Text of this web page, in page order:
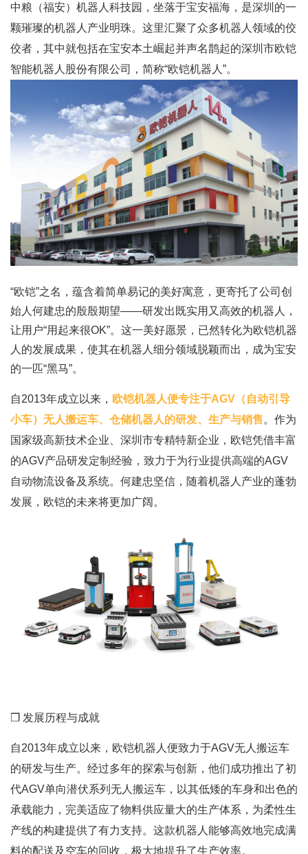
中粮（福安）机器人科技园，坐落于宝安福海，是深圳的一
颗璀璨的机器人产业明珠。这里汇聚了众多机器人领域的佼
佼者，其中就包括在宝安本土崛起并声名鹊起的深圳市欧铠
智能机器人股份有限公司，简称“欧铠机器人”。
“欧铠”之名，蕴含着简单易记的美好寓意，更寄托了公司创
始人何建忠的殷殷期望——研发出既实用又高效的机器人，
让用户“用起来很OK”。这一美好愿景，已然转化为欧铠机器
人的发展成果，使其在机器人细分领域脱颖而出，成为宝安
的一匹“黑马”。
自2013年成立以来， 欧铠机器人便专注于AGV（自动引导
小车）无人搬运车、仓储机器人的研发、生产与销售。作为
国家级高新技术企业、深圳市专精特新企业，欧铠凭借丰富
的AGV产品研发定制经验，致力于为行业提供高端的AGV
自动物流设备及系统。何建忠坚信，随着机器人产业的蓬勃
发展，欧铠的未来将更加广阔。
❒ 发展历程与成就
自2013年成立以来，欧铠机器人便致力于AGV无人搬运车
的研发与生产。经过多年的探索与创新，他们成功推出了初
代AGV单向潜伏系列无人搬运车，以其低矮的车身和出色的
承载能力，完美适应了物料供应量大的生产体系，为柔性生
产线的构建提供了有力支持。这款机器人能够高效地完成满
料的配送及空车的回收，极大地提升了生产效率。